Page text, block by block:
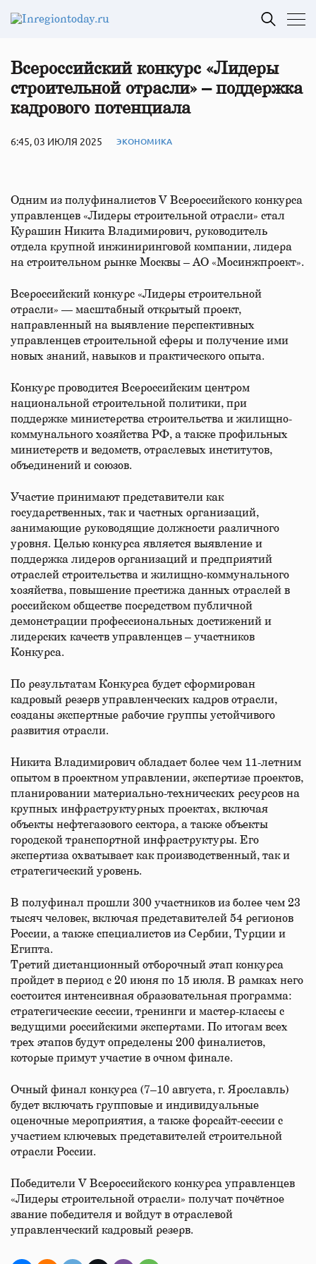
Всероссийский конкурс «Лидеры
строительной отрасли» – поддержка
кадрового потенциала
6:45, 03 ИЮЛЯ 2025 ЭКОНОМИКА
Одним из полуфиналистов V Всероссийского конкурса
управленцев «Лидеры строительной отрасли» стал
Курашин Никита Владимирович, руководитель
отдела крупной инжиниринговой компании, лидера
на строительном рынке Москвы – АО «Мосинжпроект».
Всероссийский конкурс «Лидеры строительной
отрасли» — масштабный открытый проект,
направленный на выявление перспективных
управленцев строительной сферы и получение ими
новых знаний, навыков и практического опыта.
Конкурс проводится Всероссийским центром
национальной строительной политики, при
поддержке министерства строительства и жилищно-
коммунального хозяйства РФ, а также профильных
министерств и ведомств, отраслевых институтов,
объединений и союзов.
Участие принимают представители как
государственных, так и частных организаций,
занимающие руководящие должности различного
уровня. Целью конкурса является выявление и
поддержка лидеров организаций и предприятий
отраслей строительства и жилищно-коммунального
хозяйства, повышение престижа данных отраслей в
российском обществе посредством публичной
демонстрации профессиональных достижений и
лидерских качеств управленцев – участников
Конкурса.
По результатам Конкурса будет сформирован
кадровый резерв управленческих кадров отрасли,
созданы экспертные рабочие группы устойчивого
развития отрасли.
Никита Владимирович обладает более чем 11-летним
опытом в проектном управлении, экспертизе проектов,
планировании материально-технических ресурсов на
крупных инфраструктурных проектах, включая
объекты нефтегазового сектора, а также объекты
городской транспортной инфраструктуры. Его
экспертиза охватывает как производственный, так и
стратегический уровень.
В полуфинал прошли 300 участников из более чем 23
тысяч человек, включая представителей 54 регионов
России, а также специалистов из Сербии, Турции и
Египта.
Третий дистанционный отборочный этап конкурса
пройдет в период с 20 июня по 15 июля. В рамках него
состоится интенсивная образовательная программа:
стратегические сессии, тренинги и мастер-классы с
ведущими российскими экспертами. По итогам всех
трех этапов будут определены 200 финалистов,
которые примут участие в очном финале.
Очный финал конкурса (7–10 августа, г. Ярославль)
будет включать групповые и индивидуальные
оценочные мероприятия, а также форсайт-сессии с
участием ключевых представителей строительной
отрасли России.
Победители V Всероссийского конкурса управленцев
«Лидеры строительной отрасли» получат почётное
звание победителя и войдут в отраслевой
управленческий кадровый резерв.